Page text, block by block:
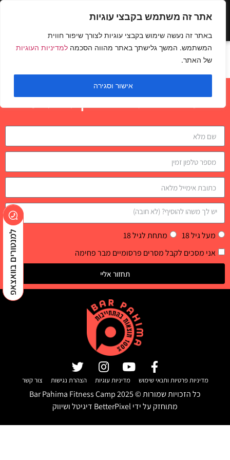
אתר זה משתמש בקבצי עוגיות
באתר זה נעשה שימוש בקבצי עוגיות לצורך שיפור חווית
המשתמש. המשך גלישתך באתר מהווה הסכמה למדיניות העוגיות
של האתר.
אישור וסגירה
פולאובר במשקולות
השאירו פרטים לבדיקת התאמה
מעל גיל 18
מתחת לגיל 18
אני מסכים לקבל מסרים פרסומיים מבר פחימה
תחזור אליי
מדיניות פרטיות ותנאי שימוש מדיניות עוגיות הצהרת נגישות צור קשר
כל הזכויות שמורות © Bar Pahima Fitness Camp2025
מתוחזק על ידיBetterPixel דיגיטל ושיווק
למנטורים בוואצאפ